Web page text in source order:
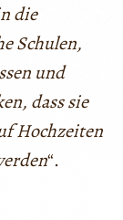
die
Schulen,
und
dass sie
Hochzeiten
“.